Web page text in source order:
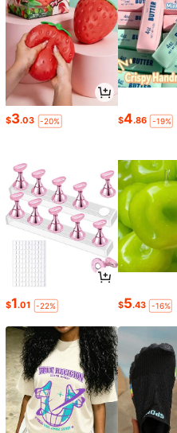
$3.03 -20% $4.86 -19%
$1.01 -22% $5.43 -16%